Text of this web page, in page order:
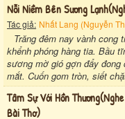
Nỗi Niềm Bên Sương
Tác giả: Nhất Lang (Nguyễn
Trăng đêm nay vành cong
khểnh phóng hàng tia. Bầu
sương mờ gió gợn đẩy
mắt. Cuốn gom tròn, siết
Tâm Sự Với Hồn
Bài Thơ)